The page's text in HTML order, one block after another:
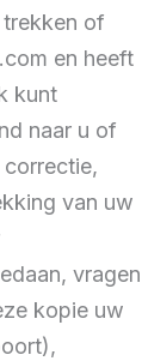
of
en heeft
kunt
naar u of
van uw
vragen
kopie uw